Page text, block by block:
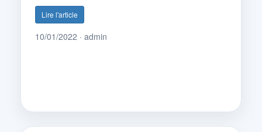
Lire l'article
10/01/2022 · admin